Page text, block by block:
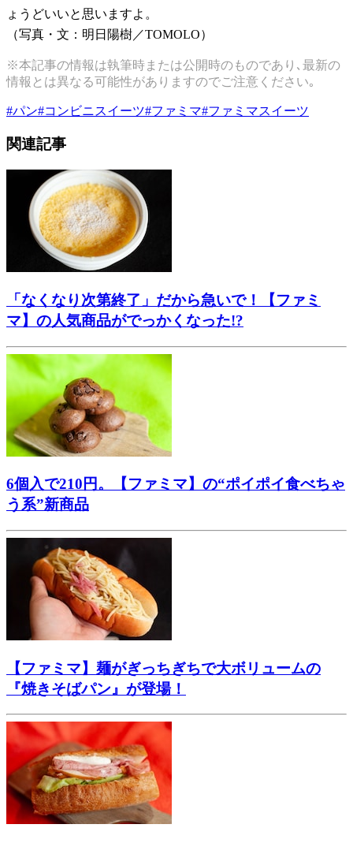
ょうどいいと思いますよ。
（写真・文：明日陽樹／TOMOLO）
※本記事の情報は執筆時または公開時のものであり､最新の
情報とは異なる可能性がありますのでご注意ください｡
#パン#コンビニスイーツ#ファミマ#ファミマスイーツ
関連記事
「なくなり次第終了」だから急いで！【ファミ
マ】の人気商品がでっかくなった!?
6個入で210円。【ファミマ】の“ポイポイ食べちゃ
う系”新商品
【ファミマ】麺がぎっちぎちで大ボリュームの
『焼きそばパン』が登場！